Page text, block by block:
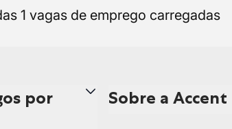
1 vagas de emprego carregadas
por
Sobre a Accent